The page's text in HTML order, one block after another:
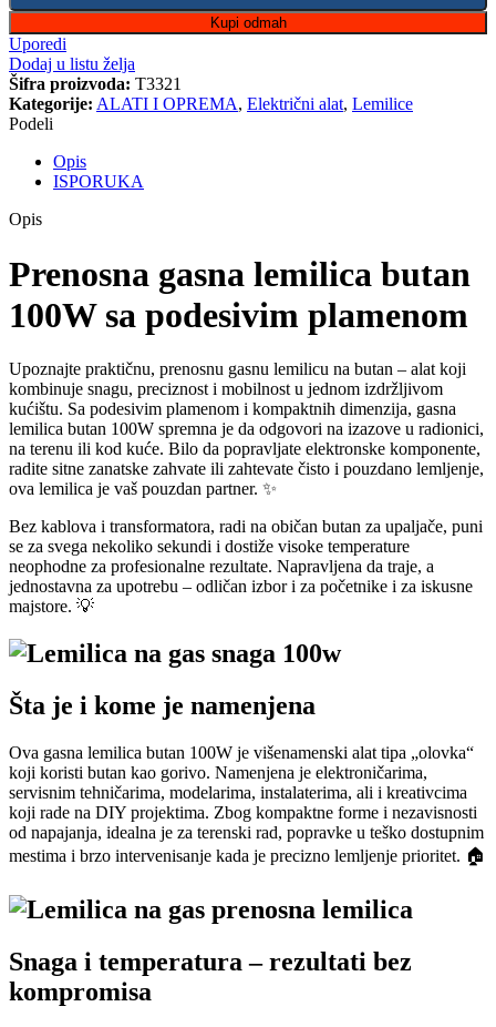
Kupi odmah
Uporedi
Dodaj u listu želja
Šifra proizvoda: T3321
Kategorije: ALATI I OPREMA, Električni alat, Lemilice
Podeli
Opis
ISPORUKA
Opis
Prenosna gasna lemilica butan
100W sa podesivim plamenom
Upoznajte praktičnu, prenosnu gasnu lemilicu na butan – alat koji
kombinuje snagu, preciznost i mobilnost u jednom izdržljivom
kućištu. Sa podesivim plamenom i kompaktnih dimenzija, gasna
lemilica butan 100W spremna je da odgovori na izazove u radionici,
na terenu ili kod kuće. Bilo da popravljate elektronske komponente,
radite sitne zanatske zahvate ili zahtevate čisto i pouzdano lemljenje,
ova lemilica je vaš pouzdan partner. ✨
Bez kablova i transformatora, radi na običan butan za upaljače, puni
se za svega nekoliko sekundi i dostiže visoke temperature
neophodne za profesionalne rezultate. Napravljena da traje, a
jednostavna za upotrebu – odličan izbor i za početnike i za iskusne
majstore. 💡
Šta je i kome je namenjena
Ova gasna lemilica butan 100W je višenamenski alat tipa „olovka“
koji koristi butan kao gorivo. Namenjena je elektroničarima,
servisnim tehničarima, modelarima, instalaterima, ali i kreativcima
koji rade na DIY projektima. Zbog kompaktne forme i nezavisnosti
od napajanja, idealna je za terenski rad, popravke u teško dostupnim
mestima i brzo intervenisanje kada je precizno lemljenje prioritet. 🏠
Snaga i temperatura – rezultati bez
kompromisa